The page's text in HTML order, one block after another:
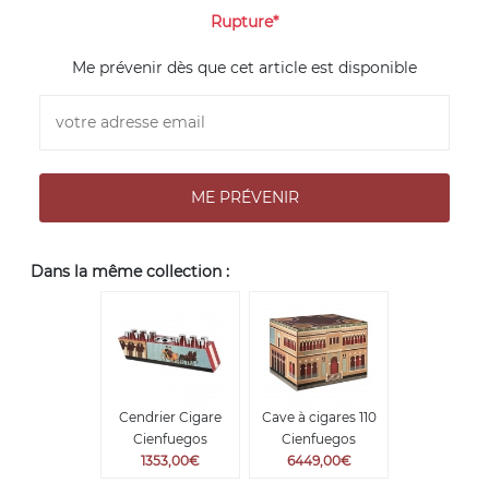
Rupture*
Me prévenir dès que cet article est disponible
Dans la même collection :
Cendrier Cigare
Cienfuegos
1353,00€
Cave à cigares 110
Cienfuegos
6449,00€